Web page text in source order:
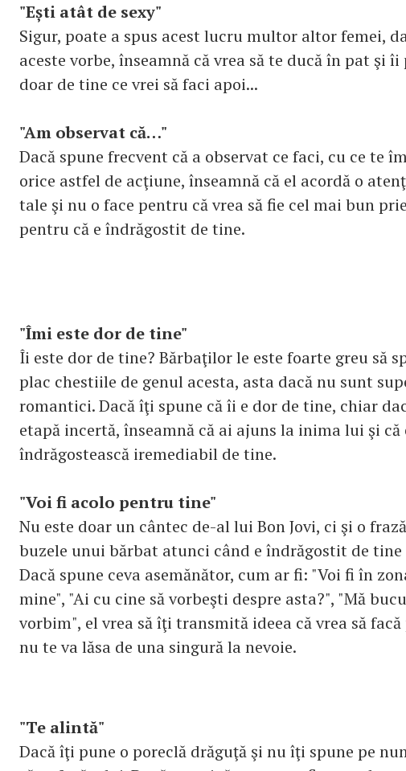
"Ești atât de sexy"
Sigur, poate a spus acest lucru multor altor femei,
aceste vorbe, înseamnă că vrea să te ducă în pat şi
doar de tine ce vrei să faci apoi...
"Am observat că…"
Dacă spune frecvent că a observat ce faci, cu ce te
orice astfel de acţiune, înseamnă că el acordă o
tale şi nu o face pentru că vrea să fie cel mai bun
pentru că e îndrăgostit de tine.
"Îmi este dor de tine"
Îi este dor de tine? Bărbaţilor le este foarte greu să
plac chestiile de genul acesta, asta dacă nu sunt
romantici. Dacă îţi spune că îi e dor de tine, chiar
etapă incertă, înseamnă că ai ajuns la inima lui şi că
îndrăgostească iremediabil de tine.
"Voi fi acolo pentru tine"
Nu este doar un cântec de-al lui Bon Jovi, ci şi o
buzele unui bărbat atunci când e îndrăgostit de tine
Dacă spune ceva asemănător, cum ar fi: "Voi fi în
mine", "Ai cu cine să vorbeşti despre asta?", "Mă
vorbim", el vrea să îţi transmită ideea că vrea să
nu te va lăsa de una singură la nevoie.
"Te alintă"
Dacă îţi pune o poreclă drăguţă şi nu îţi spune pe